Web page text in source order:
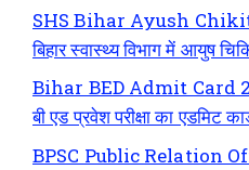
SHS Bihar Ayush
बिहार स्वास्थ्य विभाग में आयुष
Bihar BED Admit Card
बी एड प्रवेश परीक्षा का एडमिट
BPSC Public Relation